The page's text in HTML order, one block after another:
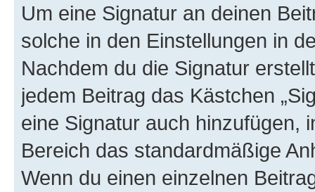
Um eine Signatur an deinen
solche in den Einstellungen in
Nachdem du die Signatur
jedem Beitrag das Kästchen
eine Signatur auch hinzufügen,
Bereich das standardmäßige
Wenn du einen einzelnen